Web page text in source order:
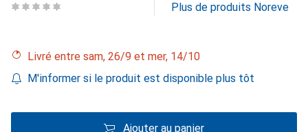
Plus de produits Noreve
Livré entre sam, 26/9 et mer, 14/10
M'informer si le produit est disponible plus tôt
Ajouter au panier